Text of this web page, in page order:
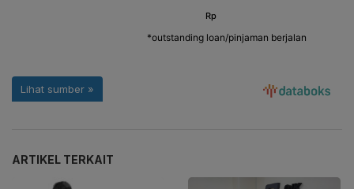
ARTIKEL TERKAIT